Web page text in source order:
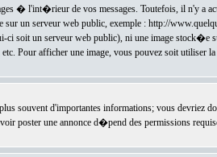
� l'int�rieur de vos messages. Toutefois, il n'y a
un serveur web public, exemple : http://
ci soit un serveur web public), ni une image stock�e
Pour afficher une image, vous pouvez soit
souvent d'importantes informations; vous devriez
poster une annonce d�pend des permissions